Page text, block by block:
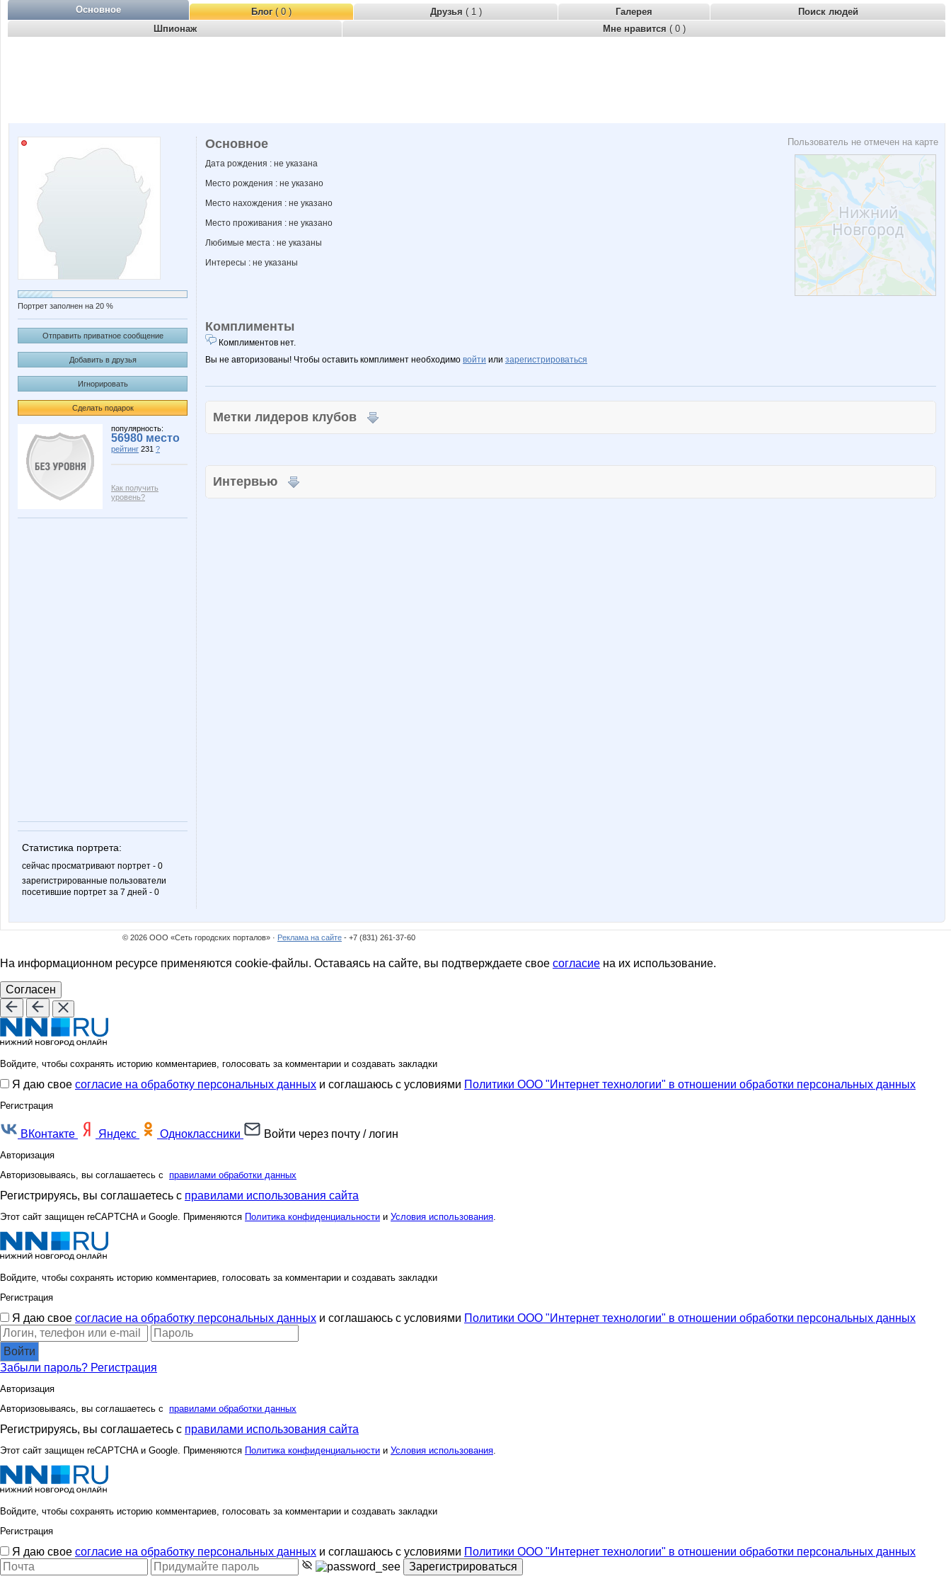
Основное Блог( 0 ) Друзья ( 1 ) Галерея
Поиск людей
Шпионаж
Мне нравится ( 0 )
Портрет заполнен на 20 %
Отправить приватное сообщение
Добавить в друзья
Игнорировать
Сделать подарок
популярность:
56980 место
рейтинг 231 ?
Как получить
уровень?
Статистика портрета:
сейчас просматривают портрет - 0
зарегистрированные пользователи
посетившие портрет за 7 дней - 0
Пользователь не отмечен на карте
Основное
Дата рождения : не указана
Место рождения : не указано
Место нахождения : не указано
Место проживания : не указано
Любимые места : не указаны
Интересы : не указаны
Комплименты
Комплиментов нет.
Вы не авторизованы! Чтобы оставить комплимент необходимо войти или зарегистрироваться
Метки лидеров клубов
Интервью
© 2026 ООО «Сеть городских порталов» · Реклама на сайте - +7 (831) 261-37-60
На информационном ресурсе применяются cookie-файлы. Оставаясь на сайте, вы подтверждаете свое согласие на их использование.
Согласен
Войдите, чтобы сохранять историю комментариев, голосовать за комментарии и создавать закладки
Я даю свое согласие на обработку персональных данных и соглашаюсь с условиями Политики ООО "Интернет технологии" в отношении обработки персональных данных
Регистрация
ВКонтакте Яндекс Одноклассники Войти через почту / логин
Авторизация
Авторизовываясь, вы соглашаетесь с правилами обработки данных
Регистрируясь, вы соглашаетесь с правилами использования сайта
Этот сайт защищен reCAPTCHA и Google. Применяются Политика конфиденциальности и Условия использования.
Войдите, чтобы сохранять историю комментариев, голосовать за комментарии и создавать закладки
Регистрация
Я даю свое согласие на обработку персональных данных и соглашаюсь с условиями Политики ООО "Интернет технологии" в отношении обработки персональных данных
Войти
Забыли пароль? Регистрация
Авторизация
Авторизовываясь, вы соглашаетесь с правилами обработки данных
Регистрируясь, вы соглашаетесь с правилами использования сайта
Этот сайт защищен reCAPTCHA и Google. Применяются Политика конфиденциальности и Условия использования.
Войдите, чтобы сохранять историю комментариев, голосовать за комментарии и создавать закладки
Регистрация
Я даю свое согласие на обработку персональных данных и соглашаюсь с условиями Политики ООО "Интернет технологии" в отношении обработки персональных данных
Зарегистрироваться